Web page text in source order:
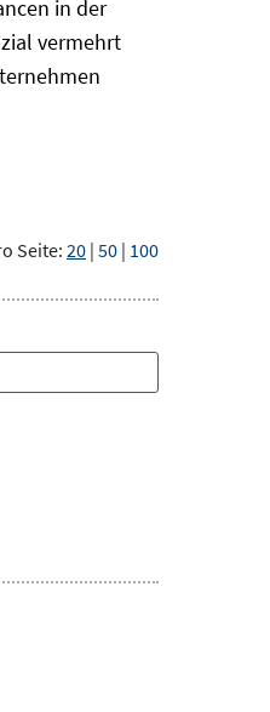
in der
vermehrt
Seite: 20 | 50 | 100